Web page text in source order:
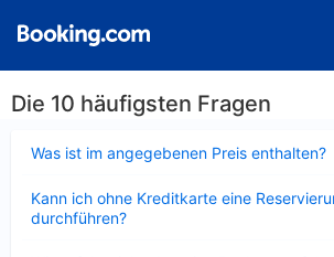
Die 10 häufigsten Fragen
Was ist im angegebenen Preis enthalten?
Kann ich ohne Kreditkarte eine
durchführen?